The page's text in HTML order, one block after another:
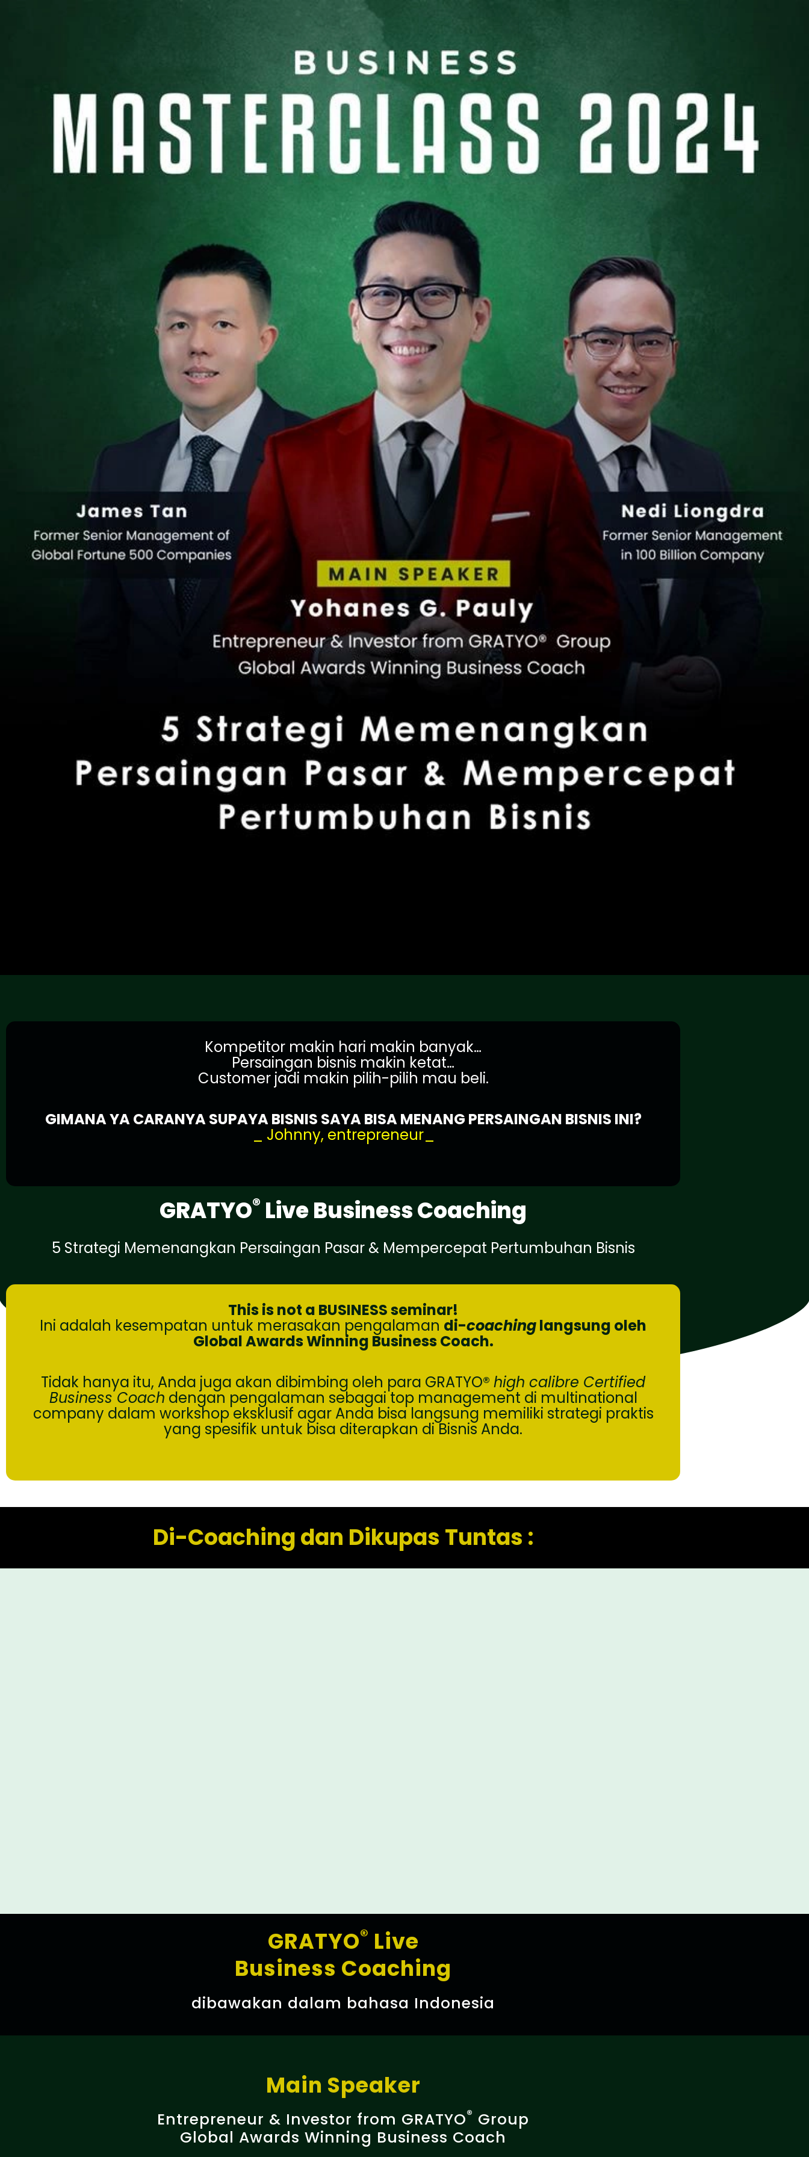
Kompetitor makin hari makin banyak…
Persaingan bisnis makin ketat…
Customer jadi makin pilih-pilih mau beli.
GIMANA YA CARANYA SUPAYA BISNIS SAYA BISA MENANG PERSAINGAN BISNIS INI?
_ Johnny, entrepreneur_
GRATYO® Live Business Coaching
5 Strategi Memenangkan Persaingan Pasar & Mempercepat Pertumbuhan Bisnis
This is not a BUSINESS seminar!
Ini adalah kesempatan untuk merasakan pengalaman di-coachinglangsung oleh
Global Awards Winning Business Coach.
Tidak hanya itu, Anda juga akan dibimbing oleh para GRATYO® high calibre Certified
Business Coach dengan pengalaman sebagai top management di multinational
company dalam workshop eksklusif agar Anda bisa langsung memiliki strategi praktis
yang spesifik untuk bisa diterapkan di Bisnis Anda.
Di-Coaching dan Dikupas Tuntas :
GRATYO® Live
Business Coaching
dibawakan dalam bahasa Indonesia​
Main Speaker
Entrepreneur & Investor from GRATYO® Group
Global Awards Winning Business Coach